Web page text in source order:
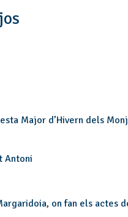
Major d’Hivern dels
Antoni
on fan els actes